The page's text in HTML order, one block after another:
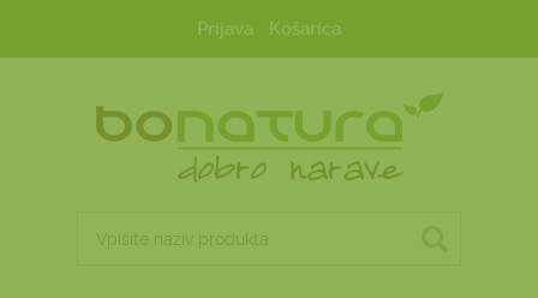
Prijava Košarica